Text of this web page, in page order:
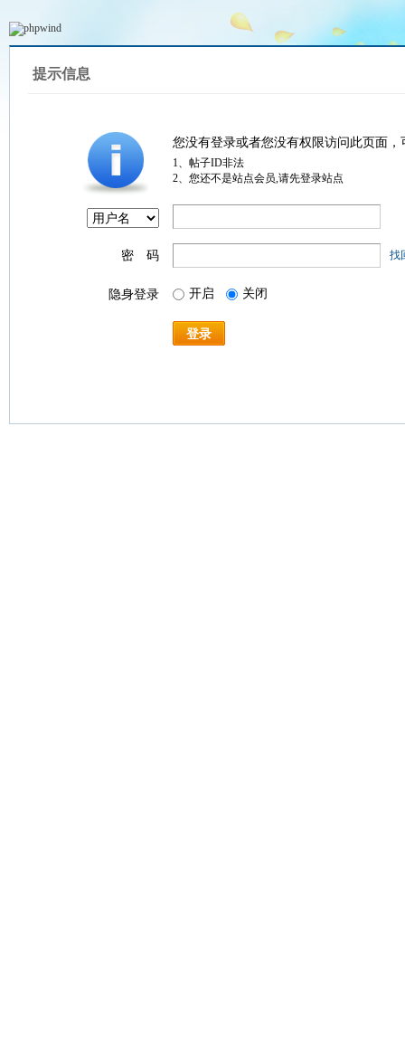
提示信息
您没有登录或者您没有权限访问此页面
1、帖子ID非法
2、您还不是站点会员,请先登录站点
密 码 找
隐身登录 开启 关闭
登录